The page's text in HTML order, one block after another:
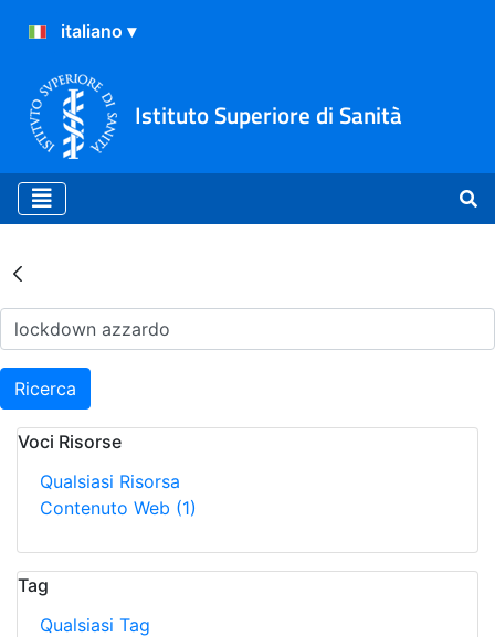
Istituto Superiore di Sanità
Risultati della Ricerca -
Ricerca
Voci Risorse
Qualsiasi Risorsa
Contenuto Web (1)
Tag
Qualsiasi Tag